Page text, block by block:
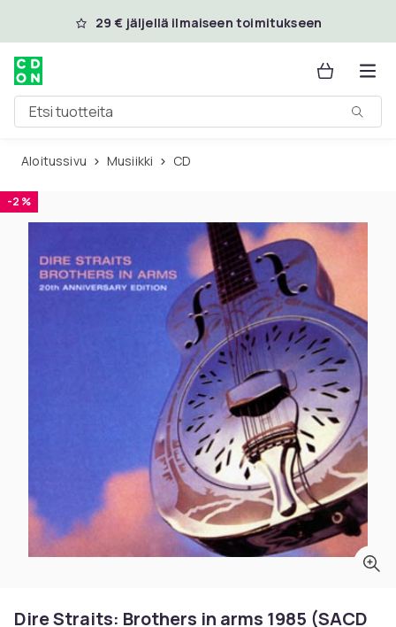
Ohita ja siirry pääsisältöön
29 € jäljellä ilmaiseen toimitukseen
Etsi tuotteita
Aloitussivu Musiikki CD
-2 %
Dire Straits: Brothers in arms 1985 (SACD